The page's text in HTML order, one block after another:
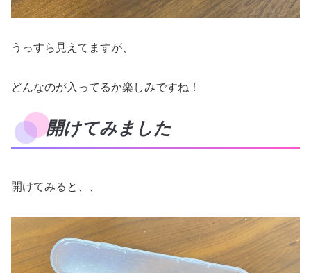
うっすら見えてますが、
どんなのが入ってるか楽しみですね！
開けてみました
開けてみると、、